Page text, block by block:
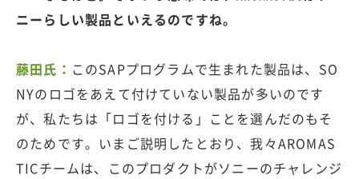
ニーらしい製品といえるのですね。
藤田氏： このSAPプログラムで生まれた製品は、SO
NYのロゴをあえて付けていない製品が多いのです
が、私たちは「ロゴを付ける」ことを選んだのもそ
のためです。いまご説明したとおり、我々AROMAS
TICチームは、このプロダクトがソニーのチャレンジ